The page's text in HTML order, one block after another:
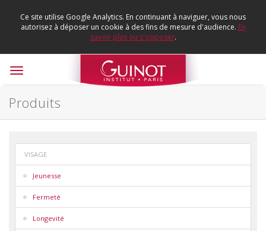
Ce site utilise Google Analytics. En continuant à naviguer, vous nous
autorisez à déposer un cookie à des fins de mesure d'audience. En
savoir plus ou s'opposer.
Toggle
Produits
VISAGE
Jeunesse
Fermeté
Longevité